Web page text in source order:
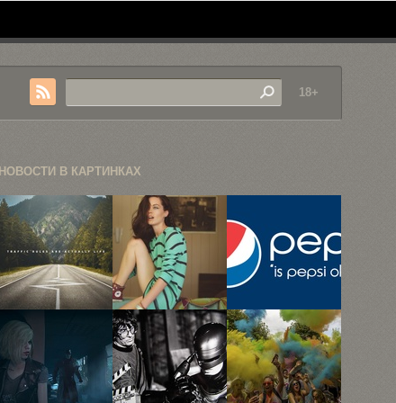
18+
НОВОСТИ В КАРТИНКАХ
42 самых
запоминающихся
рекламных
принта ...
15 фэшн-
снимков
Магдалены
Восински
Если бы у
крупных
брендов ...